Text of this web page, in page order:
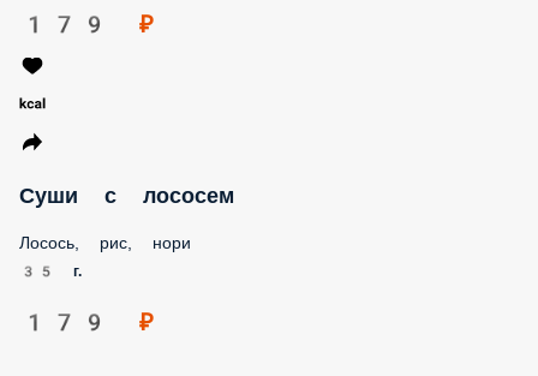
179 ₽
Суши с лососем
Лосось, рис, нори
35 г.
179 ₽